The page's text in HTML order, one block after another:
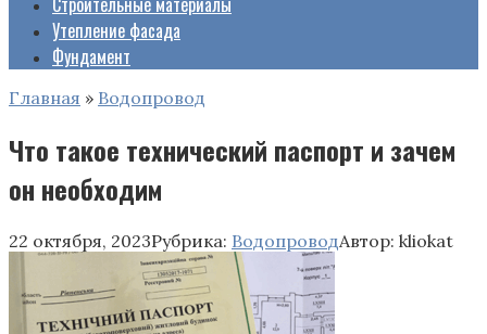
Утепление фасада
Фундамент
Главная » Водопровод
Что такое технический паспорт и зачем
он необходим
22 октября, 2023Рубрика: ВодопроводАвтор: kliokat